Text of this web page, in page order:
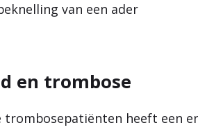
van een ader
en trombose
trombosepatiënten heeft een